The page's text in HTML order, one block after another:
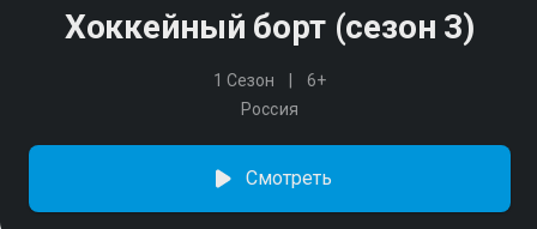
Хоккейный борт (сезон 3)
1 Сезон
6+
Россия
Смотреть